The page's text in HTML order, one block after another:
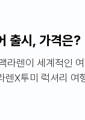
출시, 가격은?
라렌이 세계적인
렌X투미 럭셔리 여